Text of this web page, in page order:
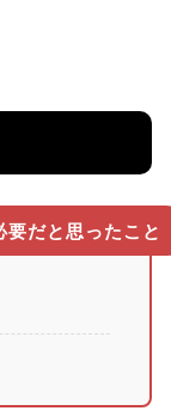
だと思ったこと